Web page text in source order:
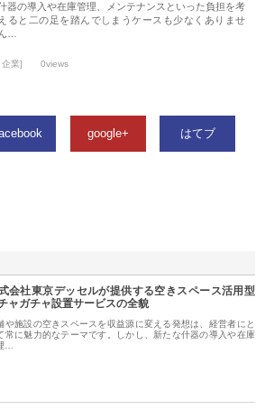
器の導入や在庫管理、メンテナンスといった負担を考
えると二の足を踏んでしまうケースも少なくありませ
…
業] 0views
google+ はてブ
会社東京デッセルが提供する空きスペース活用型
ャガチャ設置サービスの全貌
や施設の空きスペースを収益源に変える発想は、経営者にと
常に魅力的なテーマです。しかし、新たな什器の導入や在庫
…